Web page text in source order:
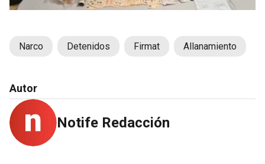
Narco Detenidos Firmat Allanamiento
Autor
Notife Redacción